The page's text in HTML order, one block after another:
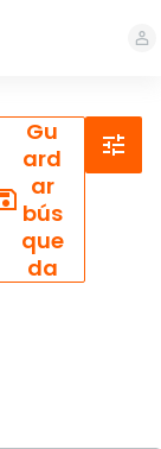
Gu
ard
ar
bús
que
da